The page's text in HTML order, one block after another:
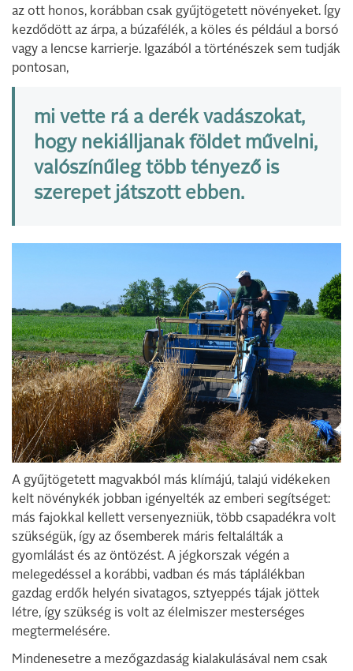
az ott honos, korábban csak gyűjtögetett növényeket. Így
kezdődött az árpa, a búzafélék, a köles és például a borsó
vagy a lencse karrierje. Igazából a történészek sem tudják
pontosan,
mi vette rá a derék vadászokat,
hogy nekiálljanak földet művelni,
valószínűleg több tényező is
szerepet játszott ebben.
A gyűjtögetett magvakból más klímájú, talajú vidékeken
kelt növénykék jobban igényelték az emberi segítséget:
más fajokkal kellett versenyezniük, több csapadékra volt
szükségük, így az ősemberek máris feltalálták a
gyomlálást és az öntözést. A jégkorszak végén a
melegedéssel a korábbi, vadban és más táplálékban
gazdag erdők helyén sivatagos, sztyeppés tájak jöttek
létre, így szükség is volt az élelmiszer mesterséges
megtermelésére.
Mindenesetre a mezőgazdaság kialakulásával nem csak